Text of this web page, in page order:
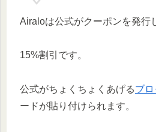
Airaloは公式がクーポンを発行
15%割引です。
公式がちょくちょくあげるブ
ードが貼り付けられます。